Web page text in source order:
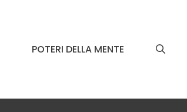
POTERI DELLA MENTE